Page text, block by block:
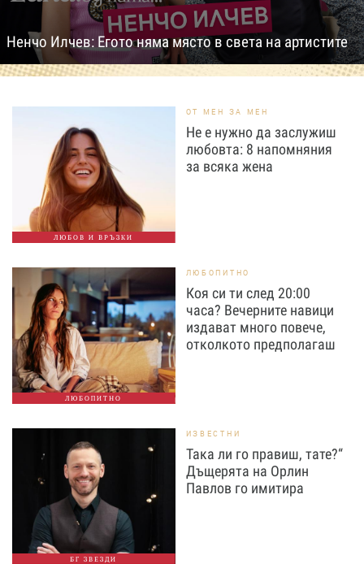
Ненчо Илчев: Егото няма място в света на артистите
ЛЮБОВ И ВРЪЗКИ
ОТ МЕН ЗА МЕН
Не е нужно да заслужиш
любовта: 8 напомняния
за всяка жена
ЛЮБОПИТНО
ЛЮБОПИТНО
Коя си ти след 20:00
часа? Вечерните навици
издават много повече,
отколкото предполагаш
БГ ЗВЕЗДИ
ИЗВЕСТНИ
Така ли го правиш, тате?“
Дъщерята на Орлин
Павлов го имитира